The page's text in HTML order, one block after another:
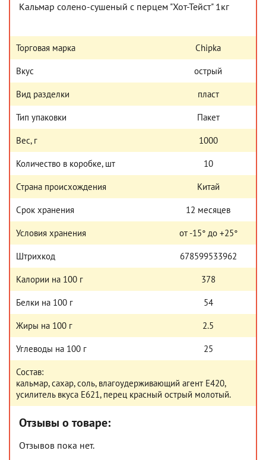
Кальмар солено-сушеный с перцем "Хот-Тейст" 1кг
Торговая марка Chipka
Вкус острый
Вид разделки пласт
Тип упаковки Пакет
Вес, г 1000
Количество в коробке, шт 10
Страна происхождения Китай
Срок хранения 12 месяцев
Условия хранения от -15° до +25°
Штрихкод 678599533962
Калории на 100 г 378
Белки на 100 г 54
Жиры на 100 г 2.5
Углеводы на 100 г 25
Состав:
кальмар, сахар, соль, влагоудерживающий агент Е420,
усилитель вкуса Е621, перец красный острый молотый.
Отзывы о товаре:
Отзывов пока нет.